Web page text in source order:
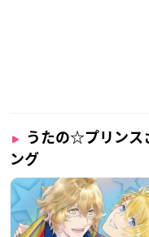
うたの☆プリンス
ング